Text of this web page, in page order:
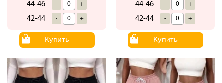
44-46 - +
42-44 - +
Купить
44-46 - +
42-44 - +
Купить